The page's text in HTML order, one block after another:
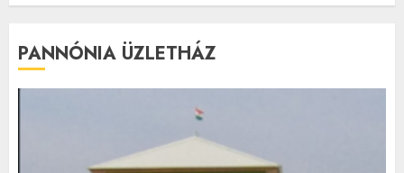
PANNÓNIA ÜZLETHÁZ